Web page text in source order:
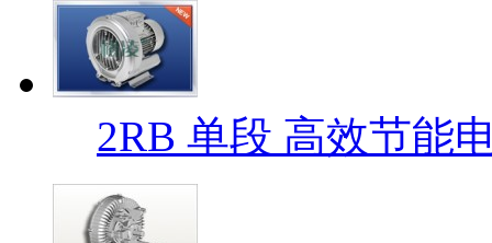
2RB 单段 高效节能